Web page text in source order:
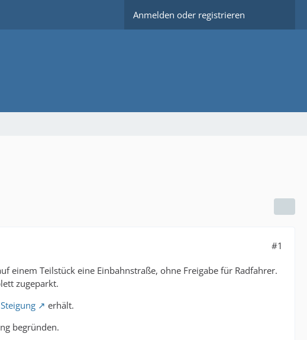
Anmelden oder registrieren
#1
einem Teilstück eine Einbahnstraße, ohne Freigabe für Radfahrer.
zugeparkt.
erhält.
begründen.